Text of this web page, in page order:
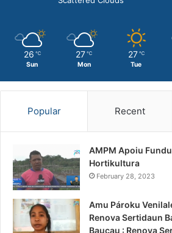
26 ℃
Sun
27 ℃
Mon
27 ℃
Tue
Popular Recent
AMPM Apoiu
Hortikultura
February 28, 2023
Amu Pároku
Renova Sertidaun
Baucau : Renova